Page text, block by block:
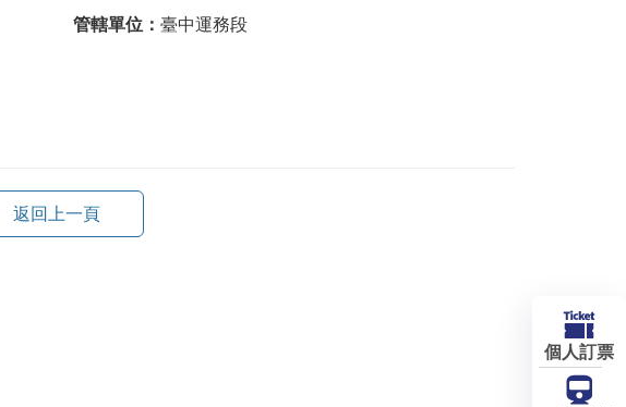
管轄單位： 臺中運務段
返回上一頁
個人訂票